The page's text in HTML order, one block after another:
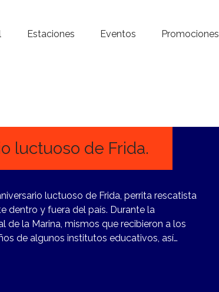
Estaciones Eventos Promociones
ti
luctuoso de Frida.
luctuoso de Frida, perrita rescatista
dentro y fuera del país. Durante la
de la Marina, mismos que recibieron a los
de algunos institutos educativos, así…